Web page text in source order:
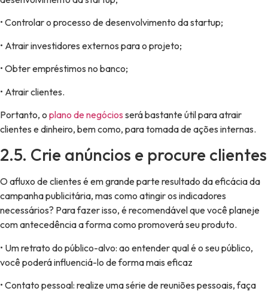
• Controlar o processo de desenvolvimento da startup;
• Atrair investidores externos para o projeto;
• Obter empréstimos no banco;
• Atrair clientes.
Portanto, o plano de negócios será bastante útil para atrair
clientes e dinheiro, bem como, para tomada de ações internas.
2.5. Crie anúncios e procure clientes
O afluxo de clientes é em grande parte resultado da eficácia da
campanha publicitária, mas como atingir os indicadores
necessários? Para fazer isso, é recomendável que você planeje
com antecedência a forma como promoverá seu produto.
• Um retrato do público-alvo: ao entender qual é o seu público,
você poderá influenciá-lo de forma mais eficaz
• Contato pessoal: realize uma série de reuniões pessoais, faça